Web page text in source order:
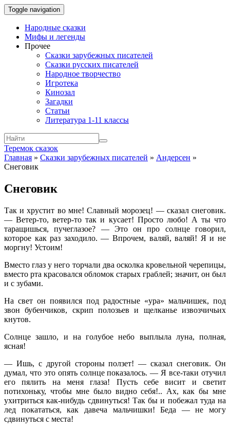
Toggle navigation
Народные сказки
Мифы и легенды
Прочее
Сказки зарубежных писателей
Сказки русских писателей
Народное творчество
Игротека
Кинозал
Загадки
Статьи
Литература 1-11 классы
Теремок сказок
Главная » Сказки зарубежных писателей » Андерсен »
Снеговик
Снеговик
Так и хрустит во мне! Славный морозец! — сказал снеговик.
— Ветер-то, ветер-то так и кусает! Просто любо! А ты что
таращишься, пучеглазое? — Это он про солнце говорил,
которое как раз заходило. — Впрочем, валяй, валяй! Я и не
моргну! Устоим!
Вместо глаз у него торчали два осколка кровельной черепицы,
вместо рта красовался обломок старых граблей; значит, он был
и с зубами.
На свет он появился под радостные «ура» мальчишек, под
звон бубенчиков, скрип полозьев и щелканье извозчичьих
кнутов.
Солнце зашло, и на голубое небо выплыла луна, полная,
ясная!
— Ишь, с другой стороны ползет! — сказал снеговик. Он
думал, что это опять солнце показалось. — Я все-таки отучил
его пялить на меня глаза! Пусть себе висит и светит
потихоньку, чтобы мне было видно себя!.. Ах, как бы мне
ухитриться как-нибудь сдвинуться! Так бы и побежал туда на
лед покататься, как давеча мальчишки! Беда — не могу
сдвинуться с места!